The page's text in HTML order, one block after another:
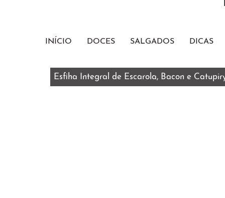
INÍCIO DOCES SALGADOS DICAS
Esfiha Integral de Escarola, Bacon e